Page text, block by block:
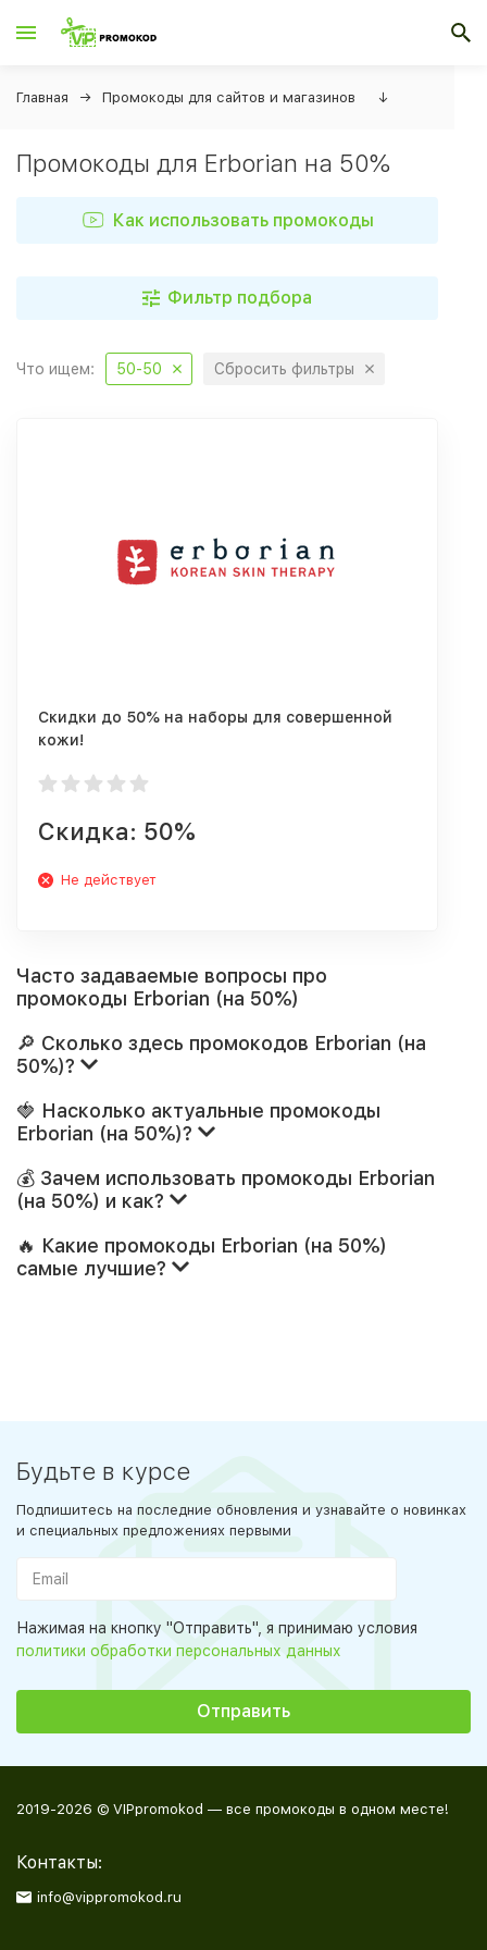
Главная Промокоды для сайтов и магазинов ↓
Промокоды для Erborian на 50%
Как использовать промокоды
Фильтр подбора
Что ищем: 50-50 Сбросить фильтры
Скидки до 50% на наборы для совершенной
кожи!
Скидка: 50%
Не действует
Часто задаваемые вопросы про
промокоды Erborian (на 50%)
🔎 Сколько здесь промокодов Erborian (на
50%)?
🍓 Насколько актуальные промокоды
Erborian (на 50%)?
💰 Зачем использовать промокоды Erborian
(на 50%) и как?
🔥 Какие промокоды Erborian (на 50%)
самые лучшие?
Будьте в курсе
Подпишитесь на последние обновления и узнавайте о новинках
и специальных предложениях первыми
Нажимая на кнопку "Отправить", я принимаю условия
политики обработки персональных данных
2019-2026 © VIPpromokod — все промокоды в одном месте!
Контакты:
info@vippromokod.ru